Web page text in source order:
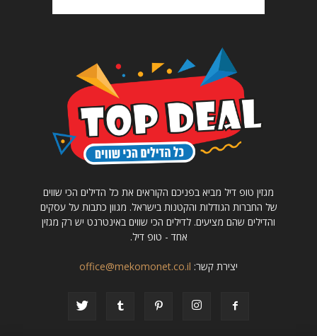
מגזין טופ דיל מביא בפניכם הקוראים את כל הדילים הכי שווים
של החברות הגודלות והקטנות בישראל. מגוון כתבות על עסקים
והדילים שהם מציעים. לדילים הכי שווים באינטרנט יש רק מגזין
אחד - טופ דיל.
יצירת קשר: office@mekomonet.co.il